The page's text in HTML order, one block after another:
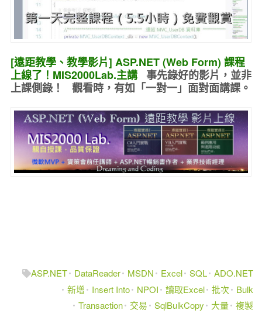
[遠距教學、教學影片] ASP.NET (Web Form) 課程
上線了！MIS2000Lab.主講 事先錄好的影片，並非
上課側錄！ 觀看時，有如 「一對一」面對面講課。
ASP.NET DataReader MSDN Excel SQL ADO.NET
新增
Insert Into NPOI 讀取Excel 批次
Bulk
Transaction
交易 SqlBulkCopy 大量 複製